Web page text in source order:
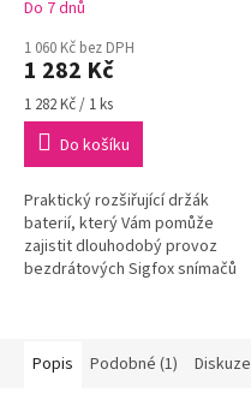
Do 7 dnů
1 060 Kč bez DPH
1 282 Kč
Měrná
cena:
1 282 Kč / 1 ks
Do košíku
Praktický rozšiřující držák
baterií, který Vám pomůže
zajistit dlouhodobý provoz
bezdrátových Sigfox snímačů
Popis Podobné (1) Diskuze